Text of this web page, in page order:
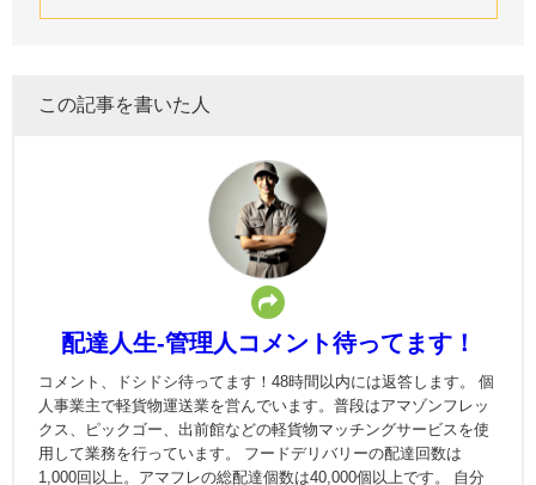
この記事を書いた人
配達人生-管理人コメント待ってます！
コメント、ドシドシ待ってます！48時間以内には返答します。 個
人事業主で軽貨物運送業を営んでいます。普段はアマゾンフレッ
クス、ピックゴー、出前館などの軽貨物マッチングサービスを使
用して業務を行っています。 フードデリバリーの配達回数は
1,000回以上。アマフレの総配達個数は40,000個以上です。 自分